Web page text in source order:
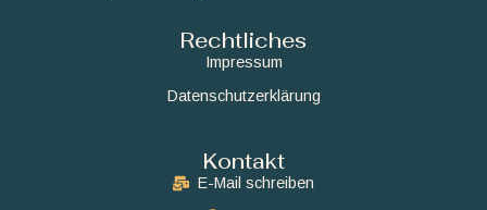
Rechtliches
Impressum
Datenschutzerklärung
Kontakt
E-Mail schreiben